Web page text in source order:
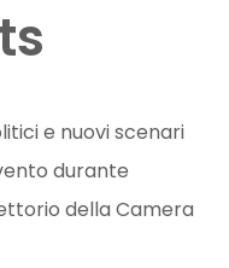
e nuovi scenari
durante
della Camera